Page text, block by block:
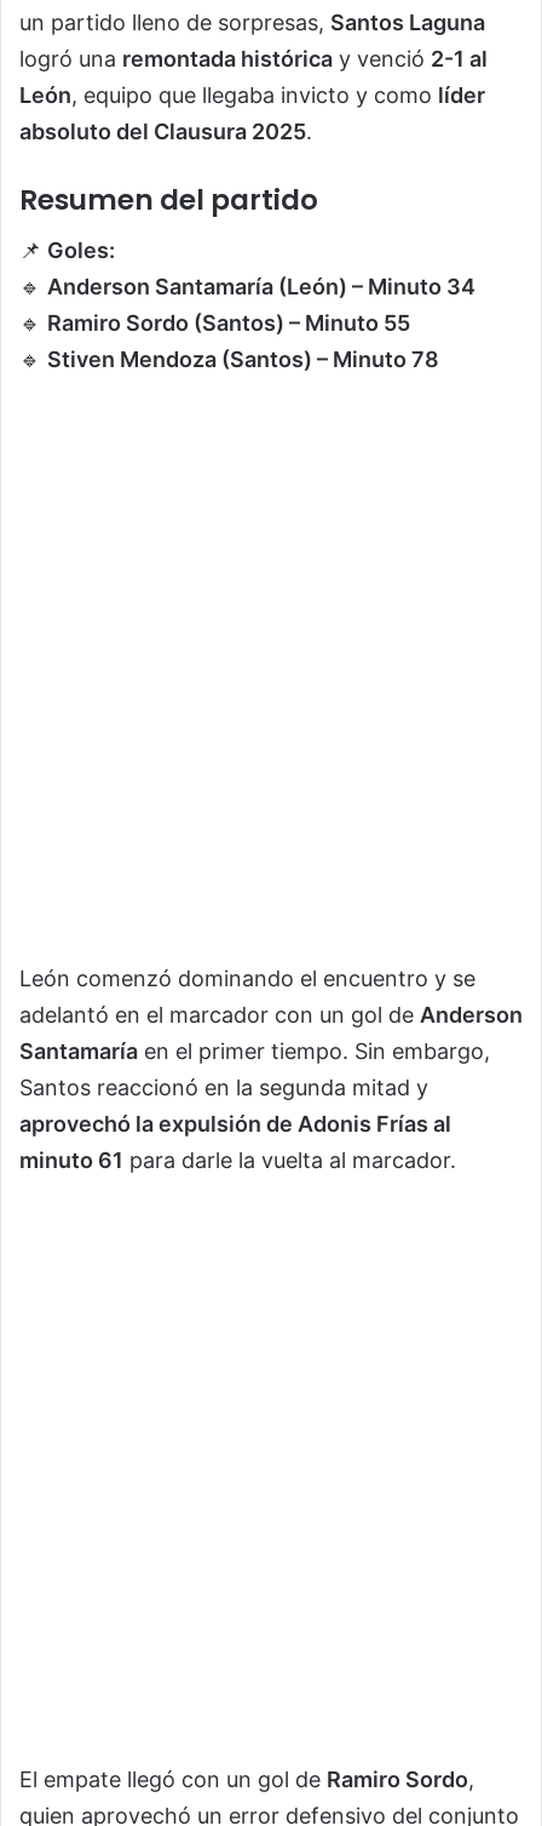
un partido lleno de sorpresas, Santos Laguna
logró una remontada histórica y venció 2-1 al
León, equipo que llegaba invicto y como líder
absoluto del Clausura 2025.
Resumen del partido
📌 Goles:
🔹 Anderson Santamaría (León) – Minuto 34
🔹 Ramiro Sordo (Santos) – Minuto 55
🔹 Stiven Mendoza (Santos) – Minuto 78
León comenzó dominando el encuentro y se
adelantó en el marcador con un gol de Anderson
Santamaría en el primer tiempo. Sin embargo,
Santos reaccionó en la segunda mitad y
aprovechó la expulsión de Adonis Frías al
minuto 61 para darle la vuelta al marcador.
El empate llegó con un gol de Ramiro Sordo,
quien aprovechó un error defensivo del conjunto